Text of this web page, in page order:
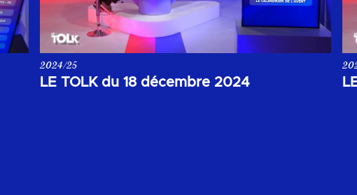
LE TOLK du 18 décembre 2024
2024/25
Votre rendez-vous de la soirée du 18 décembre 2024.